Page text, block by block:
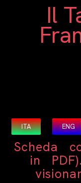
Il
ITA ENG
Scheda
in